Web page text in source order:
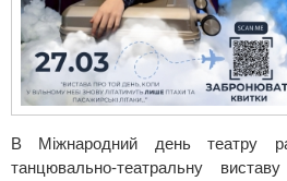
В Міжнародний день театру
танцювально-театральну